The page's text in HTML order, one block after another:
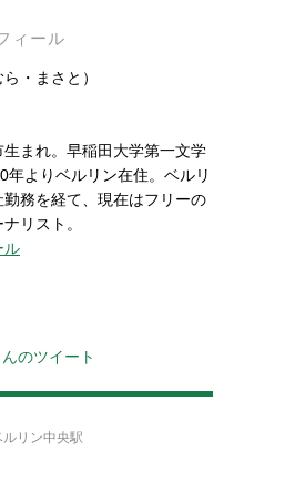
ィール
・まさと）
まれ。早稲田大学第一文学
年よりベルリン在住。ベルリ
勤務を経て、現在はフリーの
リスト。
ル
のツイート
ルリン中央駅